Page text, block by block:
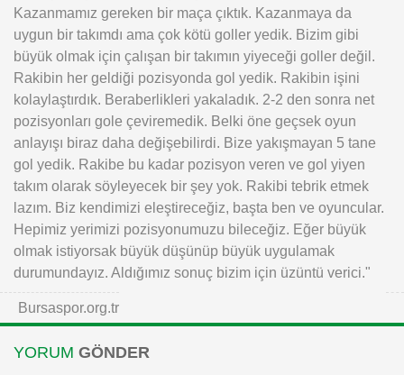
Kazanmamız gereken bir maça çıktık. Kazanmaya da
uygun bir takımdı ama çok kötü goller yedik. Bizim gibi
büyük olmak için çalışan bir takımın yiyeceği goller değil.
Rakibin her geldiği pozisyonda gol yedik. Rakibin işini
kolaylaştırdık. Beraberlikleri yakaladık. 2-2 den sonra net
pozisyonları gole çeviremedik. Belki öne geçsek oyun
anlayışı biraz daha değişebilirdi. Bize yakışmayan 5 tane
gol yedik. Rakibe bu kadar pozisyon veren ve gol yiyen
takım olarak söyleyecek bir şey yok. Rakibi tebrik etmek
lazım. Biz kendimizi eleştireceğiz, başta ben ve oyuncular.
Hepimiz yerimizi pozisyonumuzu bileceğiz. Eğer büyük
olmak istiyorsak büyük düşünüp büyük uygulamak
durumundayız. Aldığımız sonuç bizim için üzüntü verici."
Bursaspor.org.tr
YORUM GÖNDER